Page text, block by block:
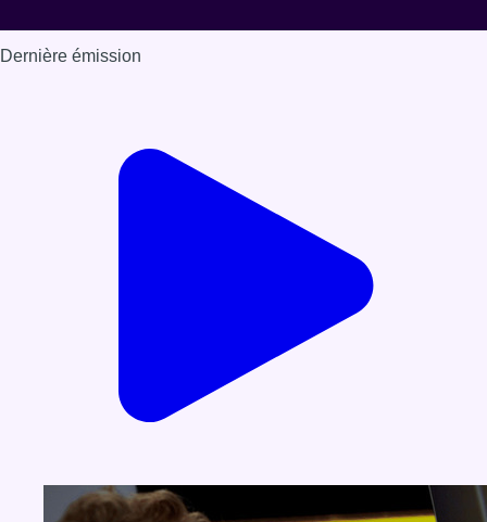
Dernière émission